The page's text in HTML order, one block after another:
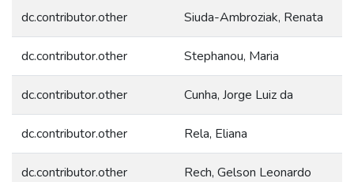
dc.contributor.other Siuda-Ambroziak, Renata
dc.contributor.other Stephanou, Maria
dc.contributor.other Cunha, Jorge Luiz da
dc.contributor.other Rela, Eliana
dc.contributor.other Rech, Gelson Leonardo